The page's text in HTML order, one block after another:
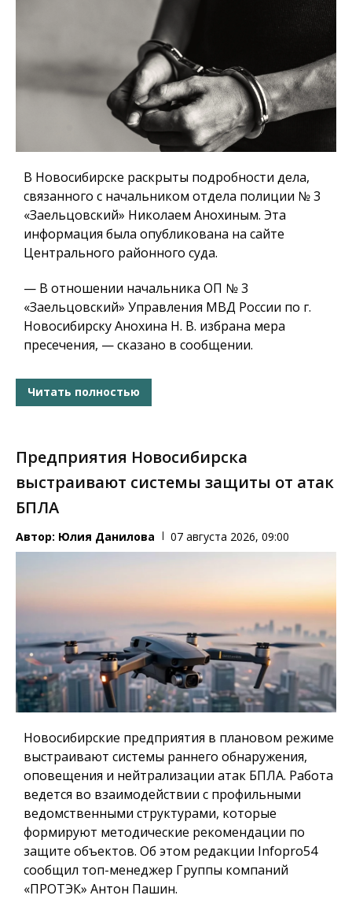
В Новосибирске раскрыты подробности дела,
связанного с начальником отдела полиции № 3
«Заельцовский» Николаем Анохиным. Эта
информация была опубликована на сайте
Центрального районного суда.
— В отношении начальника ОП № 3
«Заельцовский» Управления МВД России по г.
Новосибирску Анохина Н. В. избрана мера
пресечения, — сказано в сообщении.
Читать полностью
Предприятия Новосибирска
выстраивают системы защиты от атак
БПЛА
Автор: Юлия Данилова 07 августа 2026, 09:00
Новосибирские предприятия в плановом режиме
выстраивают системы раннего обнаружения,
оповещения и нейтрализации атак БПЛА. Работа
ведется во взаимодействии с профильными
ведомственными структурами, которые
формируют методические рекомендации по
защите объектов. Об этом редакции Infopro54
сообщил топ-менеджер Группы компаний
«ПРОТЭК» Антон Пашин.